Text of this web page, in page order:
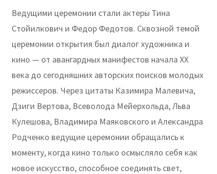
Ведущими церемонии стали актеры Тина
Стойилкович и Федор Федотов. Сквозной темой
церемонии открытия был диалог художника и
кино — от авангардных манифестов начала XX
века до сегодняшних авторских поисков молодых
режиссеров. Через цитаты Казимира Малевича,
Дзиги Вертова, Всеволода Мейерхольда, Льва
Кулешова, Владимира Маяковского и Александра
Родченко ведущие церемонии обращались к
моменту, когда кино только осмысляло себя как
новое искусство, способное соединять свет,